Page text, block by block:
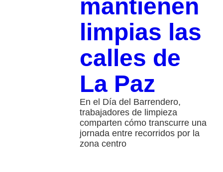
mantienen
limpias las
calles de
La Paz
En el Día del Barrendero,
trabajadores de limpieza
comparten cómo transcurre una
jornada entre recorridos por la
zona centro